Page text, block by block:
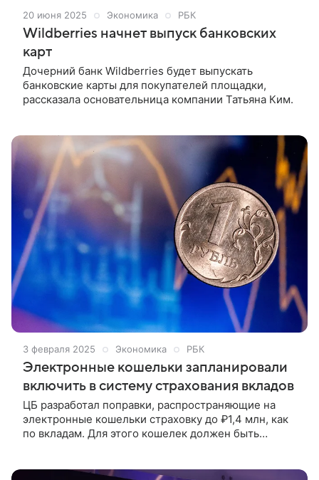
20 июня 2025 Экономика РБК
Wildberries начнет выпуск банковских
карт
Дочерний банк Wildberries будет выпускать
банковские карты для покупателей площадки,
рассказала основательница компании Татьяна Ким.
3 февраля 2025 Экономика РБК
Электронные кошельки запланировали
включить в систему страхования вкладов
ЦБ разработал поправки, распространяющие на
электронные кошельки страховку до ₽1,4 млн, как
по вкладам. Для этого кошелек должен быть